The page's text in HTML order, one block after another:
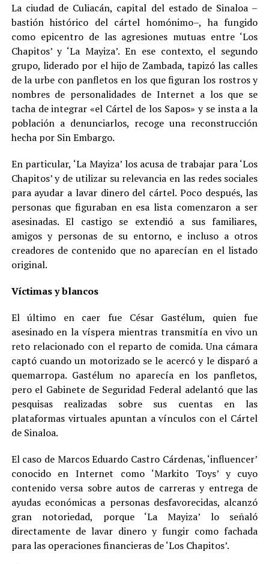
La ciudad de Culiacán, capital del estado de Sinaloa –
bastión histórico del cártel homónimo–, ha fungido
como epicentro de las agresiones mutuas entre ‘Los
Chapitos’ y ‘La Mayiza’. En ese contexto, el segundo
grupo, liderado por el hijo de Zambada, tapizó las calles
de la urbe con panfletos en los que figuran los rostros y
nombres de personalidades de Internet a los que se
tacha de integrar «el Cártel de los Sapos» y se insta a la
población a denunciarlos, recoge una reconstrucción
hecha por Sin Embargo.
En particular, ‘La Mayiza’ los acusa de trabajar para ‘Los
Chapitos’ y de utilizar su relevancia en las redes sociales
para ayudar a lavar dinero del cártel. Poco después, las
personas que figuraban en esa lista comenzaron a ser
asesinadas. El castigo se extendió a sus familiares,
amigos y personas de su entorno, e incluso a otros
creadores de contenido que no aparecían en el listado
original.
Víctimas y blancos
El último en caer fue César Gastélum, quien fue
asesinado en la víspera mientras transmitía en vivo un
reto relacionado con el reparto de comida. Una cámara
captó cuando un motorizado se le acercó y le disparó a
quemarropa. Gastélum no aparecía en los panfletos,
pero el Gabinete de Seguridad Federal adelantó que las
pesquisas realizadas sobre sus cuentas en las
plataformas virtuales apuntan a vínculos con el Cártel
de Sinaloa.
El caso de Marcos Eduardo Castro Cárdenas, ‘influencer’
conocido en Internet como ‘Markito Toys’ y cuyo
contenido versa sobre autos de carreras y entrega de
ayudas económicas a personas desfavorecidas, alcanzó
gran notoriedad, porque ‘La Mayiza’ lo señaló
directamente de lavar dinero y fungir como fachada
para las operaciones financieras de ‘Los Chapitos’.